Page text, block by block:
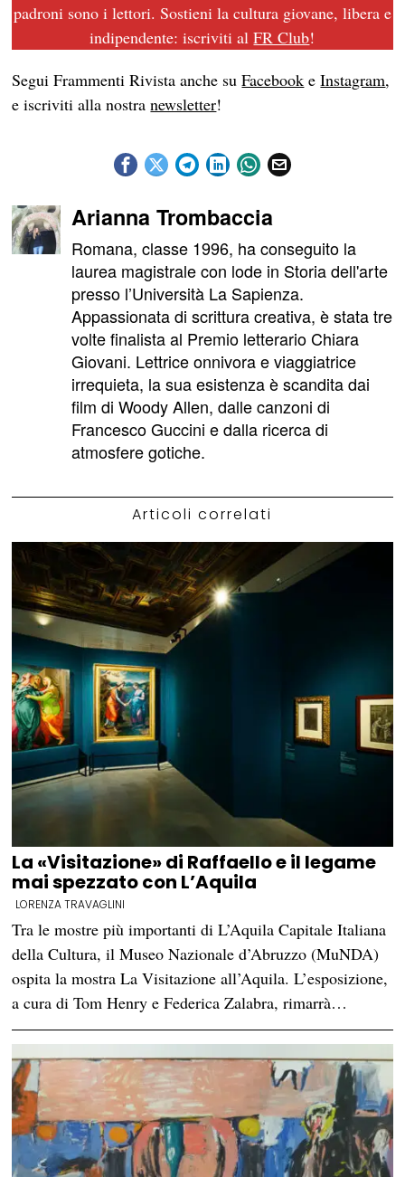
padroni sono i lettori. Sostieni la cultura giovane, libera e
indipendente: iscriviti alFR Club!
Segui Frammenti Rivista anche suFacebook eInstagram,
e iscriviti alla nostranewsletter!
Arianna Trombaccia
Romana, classe 1996, ha conseguito la
laurea magistrale con lode in Storia dell'arte
presso l’Università La Sapienza.
Appassionata di scrittura creativa, è stata tre
volte finalista al Premio letterario Chiara
Giovani. Lettrice onnivora e viaggiatrice
irrequieta, la sua esistenza è scandita dai
film di Woody Allen, dalle canzoni di
Francesco Guccini e dalla ricerca di
atmosfere gotiche.
Articoli correlati
La «Visitazione» di Raffaello e il legame
mai spezzato con L’Aquila
LORENZA TRAVAGLINI
Tra le mostre più importanti di L’Aquila Capitale Italiana
della Cultura, il Museo Nazionale d’Abruzzo (MuNDA)
ospita la mostra La Visitazione all’Aquila. L’esposizione,
a cura di Tom Henry e Federica Zalabra, rimarrà…